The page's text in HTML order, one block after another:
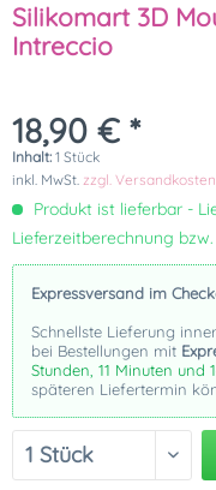
Silikomart 3D
Intreccio
18,90 € *
Inhalt: 1 Stück
inkl. MwSt. zzgl. Versandkosten
Produkt ist lieferbar -
Lieferzeitberechnung
Expressversand im
Schnellste Lieferung
bei Bestellungen mit
Stunden, 11 Minuten und
späteren Liefertermin